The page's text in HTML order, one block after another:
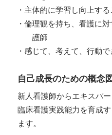
・主体的に学習し向上す
・倫理観を持ち、看護に
護師
・感じて、考えて、行動
自己成長のための概念図
新人看護師からエキスパ
臨床看護実践能力を育成
ます。